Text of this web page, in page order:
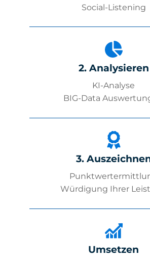
Social-Listening
2. Analysieren
KI-Analyse
BIG-Data
3.
Würdigung Ihrer
Umsetzen